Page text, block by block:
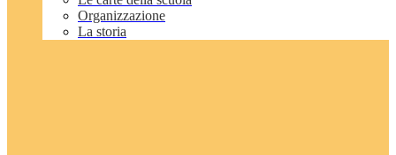
Organizzazione
La storia